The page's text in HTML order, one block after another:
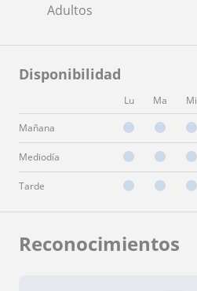
Adultos
Disponibilidad
Lu Ma Mi
Mañana
Mediodía
Tarde
Reconocimientos